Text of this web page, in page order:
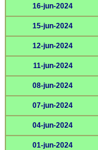
16-jun-2024
15-jun-2024
12-jun-2024
11-jun-2024
08-jun-2024
07-jun-2024
04-jun-2024
01-jun-2024